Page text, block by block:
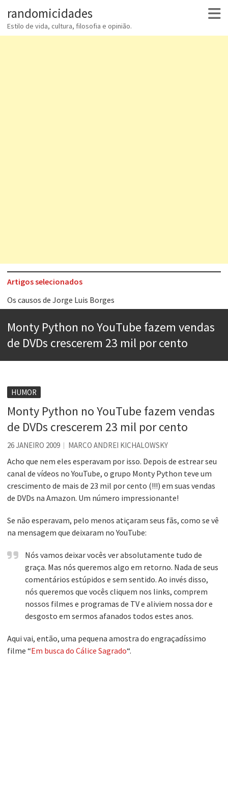
randomicidades
Estilo de vida, cultura, filosofia e opinião.
Artigos selecionados
Os causos de Jorge Luis Borges
Se queres salvar o mundo, o veganismo não é a resposta
Aprender a fracassar é o segredo do sucesso
Contardo Calligaris prega o “direito à tristeza”
Esse tal de Rock Gaúcho
Monty Python no YouTube fazem vendas
de DVDs crescerem 23 mil por cento
HUMOR
Monty Python no YouTube fazem vendas
de DVDs crescerem 23 mil por cento
26 JANEIRO 2009 MARCO ANDREI KICHALOWSKY
Acho que nem eles esperavam por isso. Depois de estrear seu
canal de vídeos no YouTube, o grupo Monty Python teve um
crescimento de mais de 23 mil por cento (!!!) em suas vendas
de DVDs na Amazon. Um número impressionante!
Se não esperavam, pelo menos atiçaram seus fãs, como se vê
na mensagem que deixaram no YouTube:
Nós vamos deixar vocês ver absolutamente tudo de
graça. Mas nós queremos algo em retorno. Nada de seus
comentários estúpidos e sem sentido. Ao invés disso,
nós queremos que vocês cliquem nos links, comprem
nossos filmes e programas de TV e aliviem nossa dor e
desgosto em sermos afanados todos estes anos.
Aqui vai, então, uma pequena amostra do engraçadíssimo
filme “Em busca do Cálice Sagrado“.